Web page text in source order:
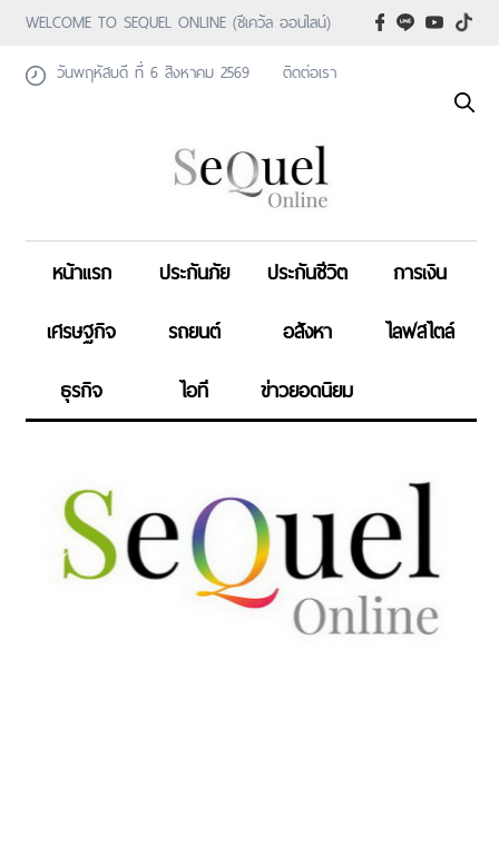
WELCOME TO SEQUEL ONLINE (ซีเคว้ล ออนไลน์)
วันพฤหัสบดี ที่ 6 สิงหาคม 2569
ติดต่อเรา
หน้าแรก ประกันภัย ประกันชีวิต
การเงิน
เศรษฐกิจ
รถยนต์ อสังหา
ไลฟสไตล์
ธุรกิจ
ไอที ข่าวยอดนิยม